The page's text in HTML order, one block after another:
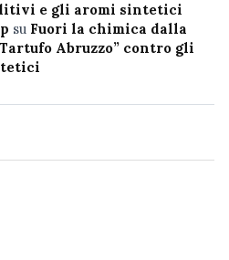
e gli aromi sintetici
su Fuori la chimica dalla
Abruzzo” contro gli